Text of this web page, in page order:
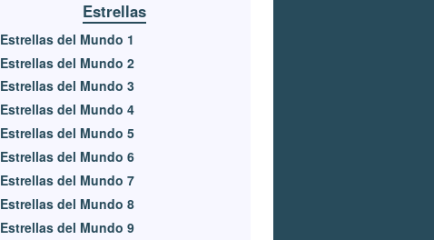
Estrellas
Estrellas del Mundo 1
Estrellas del Mundo 2
Estrellas del Mundo 3
Estrellas del Mundo 4
Estrellas del Mundo 5
Estrellas del Mundo 6
Estrellas del Mundo 7
Estrellas del Mundo 8
Estrellas del Mundo 9